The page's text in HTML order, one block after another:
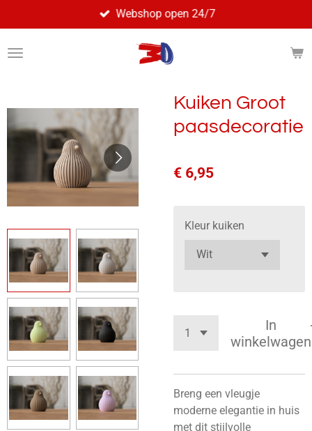
direct
naar
Webshop open 24/7
Kuiken Groot
paasdecoratie
€ 6,95
Kleur kuiken
In
winkelwagen
Breng een vleugje
moderne elegantie in huis
met dit stijlvolle